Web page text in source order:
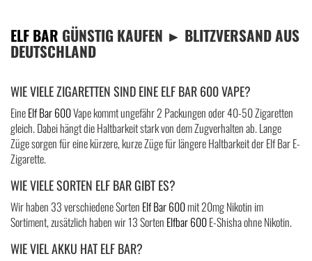
ELF BAR GÜNSTIG KAUFEN ► BLITZVERSAND AUS
DEUTSCHLAND
WIE VIELE ZIGARETTEN SIND EINE ELF BAR 600 VAPE?
EineElf Bar 600Vape kommt ungefähr 2 Packungen oder 40-50 Zigaretten
gleich. Dabei hängt die Haltbarkeit stark von dem Zugverhalten ab. Lange
Züge sorgen für eine kürzere, kurze Züge für längere Haltbarkeit der Elf Bar E-
Zigarette.
WIE VIELE SORTEN ELF BAR GIBT ES?
Wir haben 33 verschiedene Sorten Elf Bar 600mit 20mg Nikotin im
Sortiment, zusätzlich haben wir 13 Sorten Elfbar 600E-Shisha ohne Nikotin.
WIE VIEL AKKU HAT ELF BAR?